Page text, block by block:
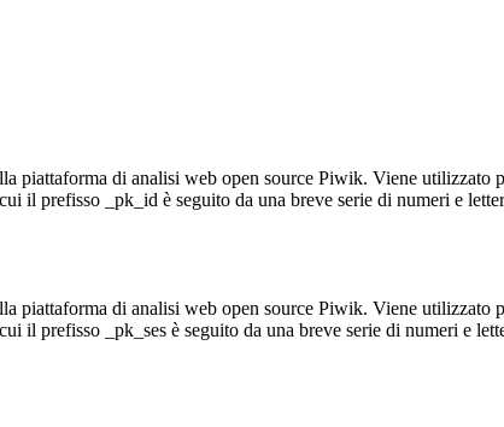
piattaforma di analisi web open source Piwik. Viene
il prefisso _pk_id è seguito da una breve serie di numeri e
piattaforma di analisi web open source Piwik. Viene
il prefisso _pk_ses è seguito da una breve serie di numeri e